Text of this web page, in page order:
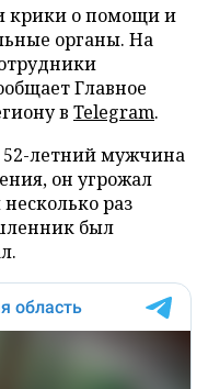
крики о помощи и
органы. На
Главное
в Telegram.
52-летний мужчина
он угрожал
раз
был